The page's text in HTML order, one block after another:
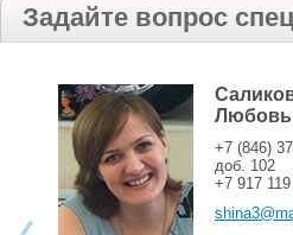
Задайте вопрос
Любовь
+7 (846)
доб. 102
+7 917